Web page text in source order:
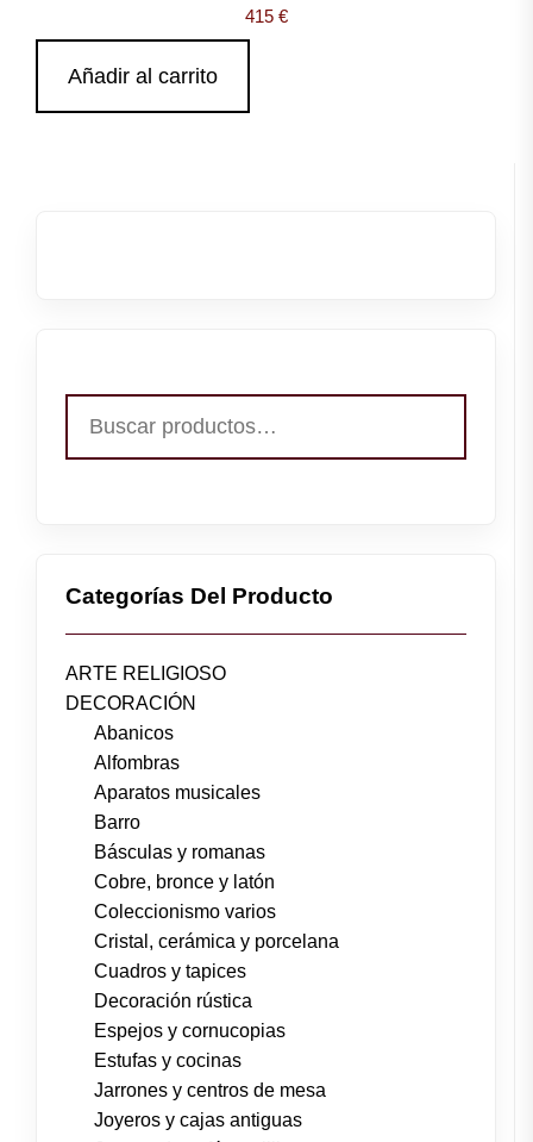
415 €
Añadir al carrito
por:
Categorías Del Producto
ARTE RELIGIOSO
DECORACIÓN
Abanicos
Alfombras
Aparatos musicales
Barro
Básculas y romanas
Cobre, bronce y latón
Coleccionismo varios
Cristal, cerámica y porcelana
Cuadros y tapices
Decoración rústica
Espejos y cornucopias
Estufas y cocinas
Jarrones y centros de mesa
Joyeros y cajas antiguas